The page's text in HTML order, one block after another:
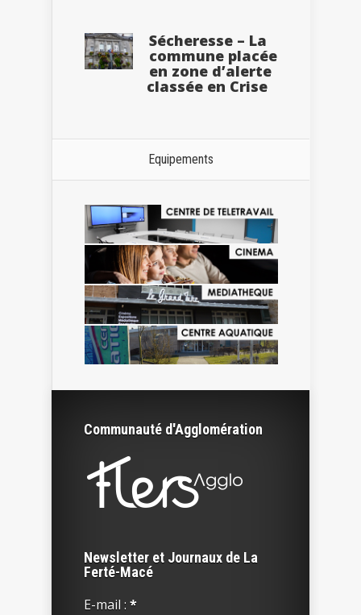
Sécheresse – La
commune placée
en zone d’alerte
classée en Crise
Equipements
Communauté d'Agglomération
Newsletter et Journaux de La
Ferté-Macé
E-mail : *